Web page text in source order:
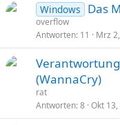
Windows Das
overflow
Antworten 11 Mrz
(WannaCry)
rat
Antworten 8 Okt